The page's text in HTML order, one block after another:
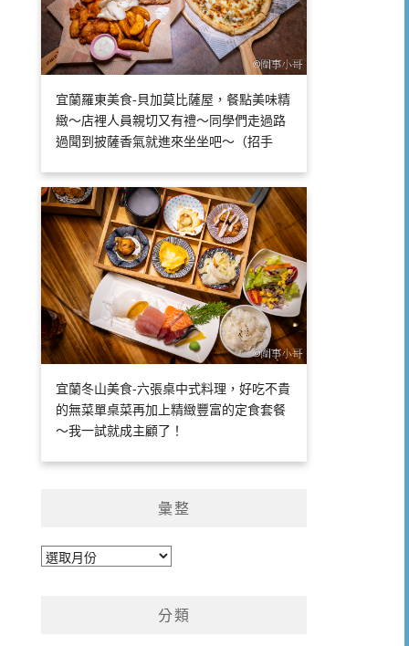
宜蘭羅東美食-貝加莫比薩屋，餐點美味精
緻～店裡人員親切又有禮～同學們走過路
過聞到披薩香氣就進來坐坐吧～（招手
宜蘭冬山美食-六張桌中式料理，好吃不貴
的無菜單桌菜再加上精緻豐富的定食套餐
～我一試就成主顧了！
彙整
彙
分類